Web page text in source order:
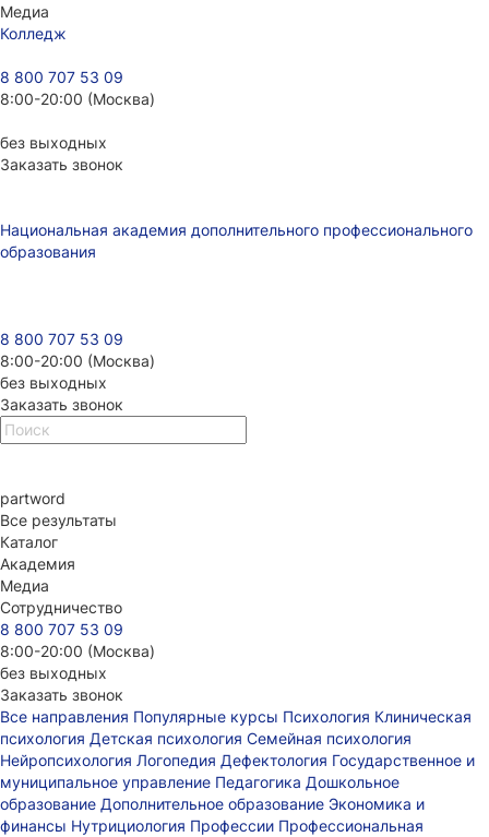
Медиа
Колледж
8 800 707 53 09
8:00-20:00 (Москва)
без выходных
Заказать звонок
Национальная академия дополнительного профессионального
образования
8 800 707 53 09
8:00-20:00 (Москва)
без выходных
Заказать звонок
partword
Все результаты
Каталог
Академия
Медиа
Сотрудничество
8 800 707 53 09
8:00-20:00 (Москва)
без выходных
Заказать звонок
Все направления Популярные курсы Психология Клиническая
психология Детская психология Семейная психология
Нейропсихология Логопедия Дефектология Государственное и
муниципальное управление Педагогика Дошкольное
образование Дополнительное образование Экономика и
финансы Нутрициология Профессии Профессиональная